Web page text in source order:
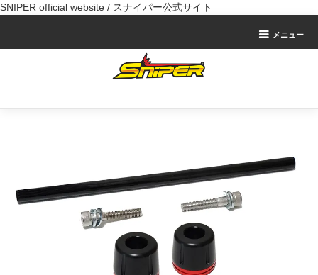
SNIPER official website / スナイパー公式サイト
メニュー